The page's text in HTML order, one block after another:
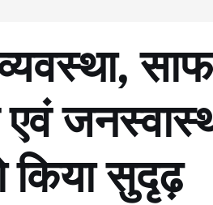
किया सुदृढ़